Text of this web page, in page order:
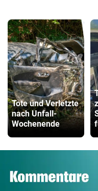
Tote und Verletzte
nach Unfall-
Wochenende